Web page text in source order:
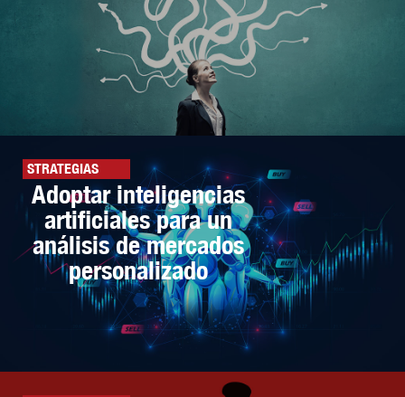
STRATEGIAS
Adoptar inteligencias
artificiales para un
análisis de mercados
personalizado